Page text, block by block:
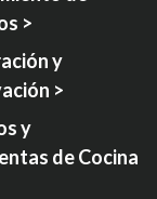
>
y
>
y
de Cocina